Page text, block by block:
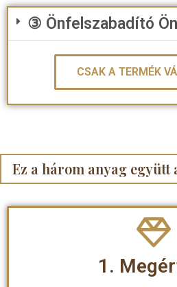
③ Önfelszabadító
CSAK A TERMÉK
Ez a három anyag együtt
1.